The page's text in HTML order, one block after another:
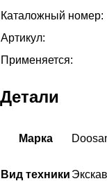
Каталожный номер:
Артикул:
Применяется:
Детали
Марка
Вид техники